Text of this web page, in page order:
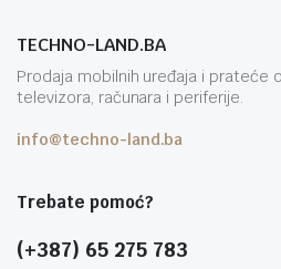
TECHNO-LAND.BA
Prodaja mobilnih uređaja i prateće
televizora, računara i periferije.
info@techno-land.ba
Trebate pomoć?
(+387) 65 275 783